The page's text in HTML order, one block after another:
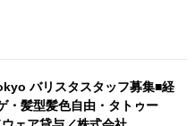
バリスタスタッフ募集■経
・髪型髪色自由・タトゥー